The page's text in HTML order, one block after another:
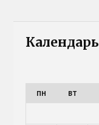
Календарь
ПН ВТ